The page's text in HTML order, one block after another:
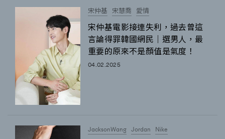
宋仲基 宋慧喬 愛情
宋仲基電影接連失利，過去曾這
言論得罪韓國網民｜選男人，最
重要的原來不是顏值是氣度！
04.02.2025
JacksonWang Jordan Nike